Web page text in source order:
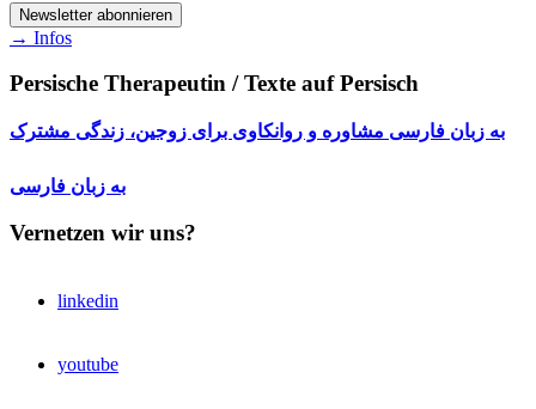
→ Infos
Persische Therapeutin / Texte auf Persisch
به زبان فارسی مشاوره و روانکاوی برای زوجین، زندگی مشترک
به زبان فارسی
Vernetzen wir uns?
linkedin
youtube